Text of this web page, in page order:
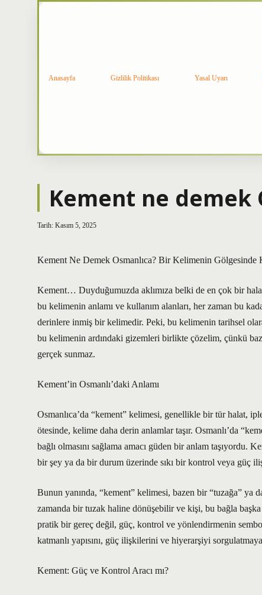
Anasayfa Gizlilik Politikası Yasal Uyarı
Kement ne demek
Tarih: Kasım 5, 2025
Kement Ne Demek Osmanlıca? Bir Kelimenin Gölgesinde
Kement… Duyduğumuzda aklımıza belki de en çok bir
bu kelimenin anlamı ve kullanım alanları, her zaman bu
derinlere inmiş bir kelimedir. Peki, bu kelimenin tarihsel
bu kelimenin ardındaki gizemleri birlikte çözelim, çünkü
gerçek sunmaz.
Kement’in Osmanlı’daki Anlamı
Osmanlıca’da “kement” kelimesi, genellikle bir tür halat,
ötesinde, kelime daha derin anlamlar taşır. Osmanlı’da
bağlı olmasını sağlama amacı güden bir anlam taşıyordu.
bir şey ya da bir durum üzerinde sıkı bir kontrol veya güç
Bunun yanında, “kement” kelimesi, bazen bir “tuzağa” ya
zamanda bir tuzak haline dönüşebilir ve kişi, bu bağla
pratik bir gereç değil, güç, kontrol ve yönlendirmenin
katmanlı yapısını, güç ilişkilerini ve hiyerarşiyi
Kement: Güç ve Kontrol Aracı mı?